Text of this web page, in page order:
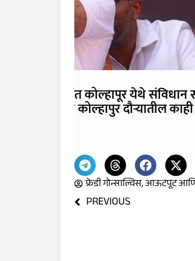
या दौऱ्यात राहुल
भव्य पूर्णाकृती
फ्रेडी गोन्साल्विस, आऊटपूट
PREVIOUS